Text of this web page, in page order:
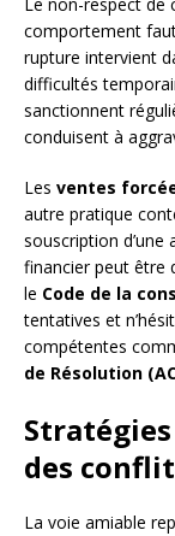
comportement
rupture intervient
difficultés
sanctionnent
conduisent à
Les ventes
autre pratique
souscription d’une
financier peut être
le Code de la
tentatives et
compétentes
de Résolution
des
La voie amiable